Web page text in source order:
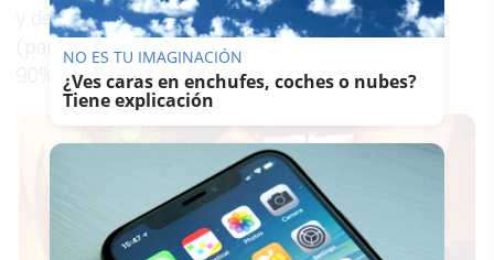
y de larga distancia de qubits hechos de fotones
(partículas de luz) con una fidelidad superior al
NO ES TU IMAGINACIÓN
¿Ves caras en enchufes, coches o nubes?
Tiene explicación